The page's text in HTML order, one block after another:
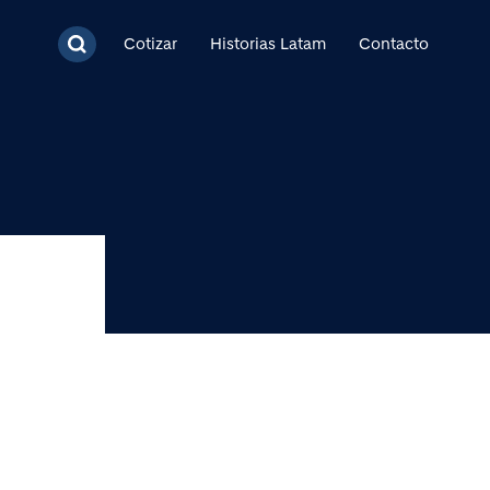
Cotizar Historias Latam Contacto